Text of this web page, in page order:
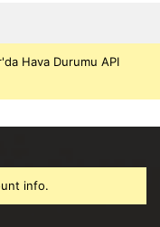
Hava Durumu API
info.